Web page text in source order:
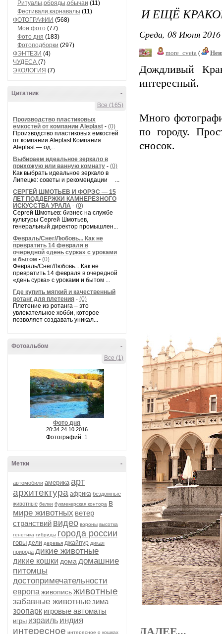
Ритуалы,обряды,обычаи (11)
Фестивали,карнавалы (11)
ФОТОГРАФИИ (568)
Мои фото (77)
Фото дня (183)
Фотоподборки (297)
ФЭНТЕЗИ (4)
ЧУДЕСА (7)
ЭКОЛОГИЯ (7)
-
Цитатник
Все (165)
Производство пластиковых
емкостей от компании Aleplast - (0)
Производство пластиковых емкостей
от компании Aleplast Компания
Aleplast — од...
Выбираем идеальное зеркало в
прихожую или ванную комнату - (0)
Как выбрать идеальное зеркало в
Липецке: советы и рекомендации ...
СЕРГЕЙ ШМОТЬЕВ И ФОРЭС — 15
ЛЕТ ПОДДЕРЖКИ КАМНЕРЕЗНОГО
ИСКУССТВА УРАЛА - (0)
Сергей Шмотьев: бизнес на службе
культуры Сергей Шмотьев,
генеральный директор промышлен...
Февраль/Снег/Любовь... Как не
превратить 14 февраля в
очередной «день сурка» с уроками
и бытом - (0)
Февраль/Снег/Любовь... Как не
превратить 14 февраля в очередной
«день сурка» с уроками и бытом ...
Где купить мягкий и качественный
ротанг для плетения - (0)
Плетение из ротанга – это
увлекательное хобби, которое
позволяет создавать уникал...
-
Фотоальбом
Все (1)
Фото дня
20:34 24.10.2016
Фотографий: 1
-
Метки
автомобили америка арт
архитектура африка бездомные
животные белки букмекерская контора в
мире животных ветер
странствий видео вороны высотка
генетика гибриды города россии
горы дели деревья джайпур дикая
природа дикие животные
дикие кошки дома домашние
питомцы
достопримечательности
европа живописьживотные
забавные животныезима
зоопарк игровые автоматы
игры израиль индия
интересное интересное о кошках
И ЕЩЁ
Среда, 08 Июня
more_cveta (
Дождливый
интересный.
Много
по городу.
сносок.
ДАЛЕЕ...